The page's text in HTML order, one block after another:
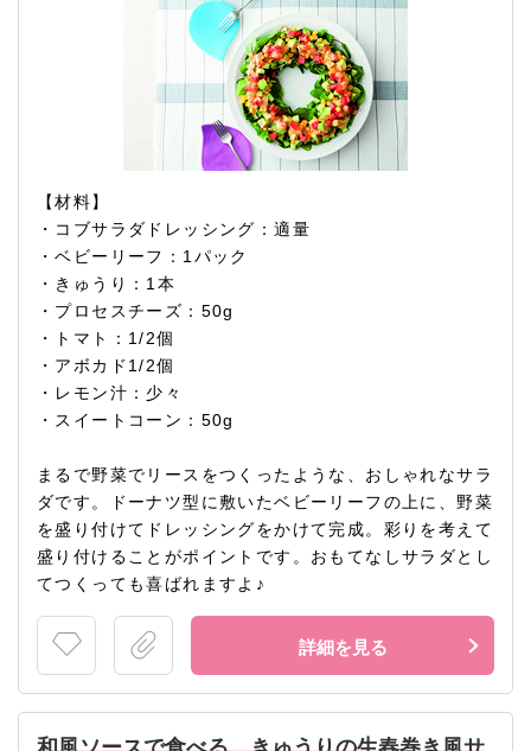
【材料】
・コブサラダドレッシング：適量
・ベビーリーフ：1パック
・きゅうり：1本
・プロセスチーズ：50g
・トマト：1/2個
・アボカド1/2個
・レモン汁：少々
・スイートコーン：50g
まるで野菜でリースをつくったような、おしゃれなサラ
ダです。ドーナツ型に敷いたベビーリーフの上に、野菜
を盛り付けてドレッシングをかけて完成。彩りを考えて
盛り付けることがポイントです。おもてなしサラダとし
てつくっても喜ばれますよ♪
詳細を見る